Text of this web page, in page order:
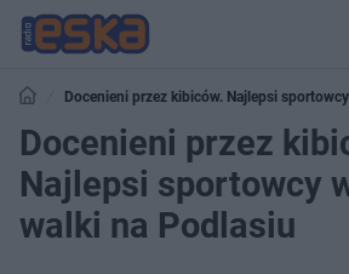
Docenieni przez kibiców. Najlepsi
Podlasiu
Docenieni przez
Najlepsi sportowcy
walki na Podlasiu